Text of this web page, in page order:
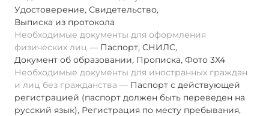
Удостоверение, Свидетельство,
Выписка из протокола
Необходимые документы для оформления
физических лиц
Паспорт, СНИЛС,
Документ об образовании, Прописка, Фото 3Х4
Необходимые документы для иностранных граждан
и лиц без гражданства
Паспорт с действующей
регистрацией (паспорт должен быть переведен на
русский язык), Регистрация по месту пребывания,